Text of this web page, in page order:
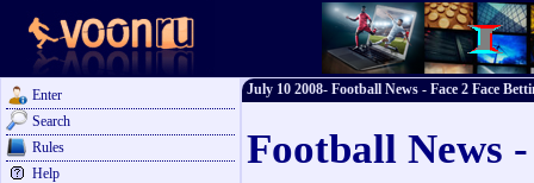
Enter
Search
Rules
Help
July 10 2008- Football News - Face 2 Face
Football News